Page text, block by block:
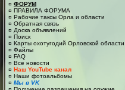
¤ ФОРУМ
¤ ПРАВИЛА ФОРУМА
¤ Рабочие таксы Орла и области
¤ Обратная связь
¤ Доска объявлений
¤ Поиск
¤ Карты охотугодий Орловской области
¤ Файлы
¤ FAQ
¤ Все новости
¤ Наш YouTube канал
¤ Наши фотоальбомы
¤ Мы в VK